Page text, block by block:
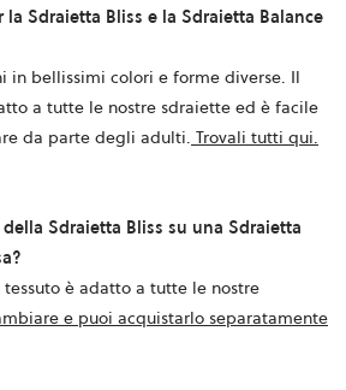
Sdraietta Bliss e la Sdraietta Balance
in bellissimi colori e forme diverse. Il
a tutte le nostre sdraiette ed è facile
da parte degli adulti. Trovali tutti qui.
Sdraietta Bliss su una Sdraietta
è adatto a tutte le nostre
e puoi acquistarlo separatamente